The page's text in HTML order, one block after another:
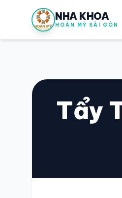
NHA KHOA
HOÀN MỸ SÀI GÒN
Tẩy